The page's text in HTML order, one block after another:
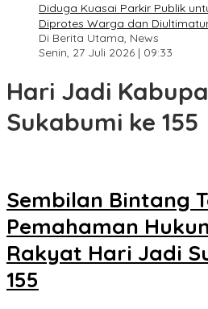
Diduga Kuasai Parkir Publik
Diprotes Warga dan
Di Berita Utama, News
Senin, 27 Juli 2026 | 09:33
Hari Jadi
Sukabumi ke 155
Sembilan Bintang
Pemahaman
Rakyat Hari Jadi
155